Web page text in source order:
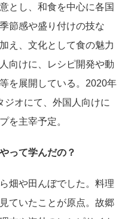
とし、和食を中心に各国
節感や盛り付けの技な
え、文化として食の魅力
向けに、レシピ開発や動
を展開している。2020年
ジオにて、外国人向けに
を主宰予定。
って学んだの？
畑や田んぼでした。料理
ていたことが原点。故郷